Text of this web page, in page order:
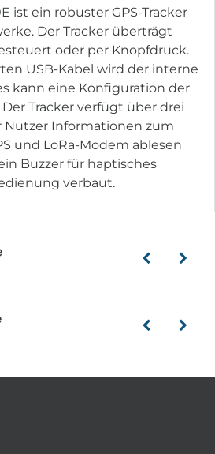
ist ein robuster GPS-Tracker
Der Tracker überträgt
oder per Knopfdruck.
USB-Kabel wird der interne
kann eine Konfiguration der
Tracker verfügt über drei
Nutzer Informationen zum
und LoRa-Modem ablesen
Buzzer für haptisches
verbaut.